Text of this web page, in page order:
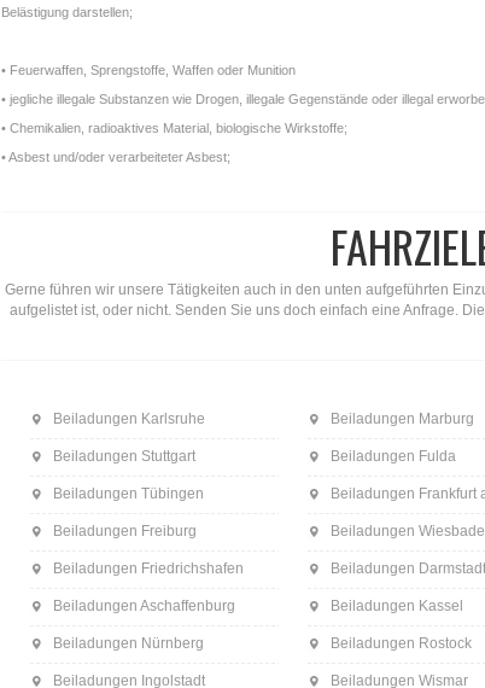
Belästigung darstellen;
• Feuerwaffen, Sprengstoffe, Waffen oder Munition
• jegliche illegale Substanzen wie Drogen, illegale Gegenstände oder illegal
• Chemikalien, radioaktives Material, biologische Wirkstoffe;
• Asbest und/oder verarbeiteter Asbest;
Gerne führen wir unsere Tätigkeiten auch in den unten aufgeführten
aufgelistet ist, oder nicht. Senden Sie uns doch einfach eine Anfrage.
Beiladungen Karlsruhe
Beiladungen Stuttgart
Beiladungen Tübingen
Beiladungen Freiburg
Beiladungen Friedrichshafen
Beiladungen Aschaffenburg
Beiladungen Nürnberg
Beiladungen Ingolstadt
Beiladungen Marburg
Beiladungen Fulda
Beiladungen Frankfurt
Beiladungen
Beiladungen Darmstadt
Beiladungen Kassel
Beiladungen Rostock
Beiladungen Wismar